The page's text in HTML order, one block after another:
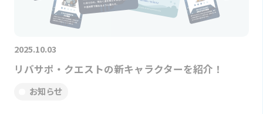
2025.10.03
リバサポ・クエストの新キャラクターを紹介！
お知らせ